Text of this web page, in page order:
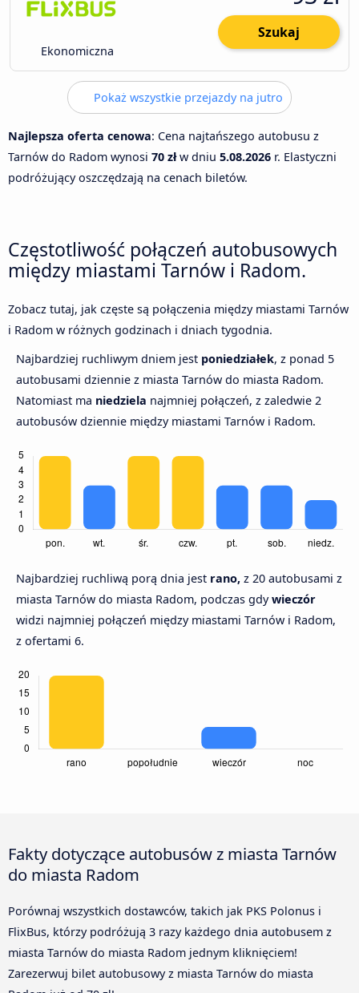
Ekonomiczna
Szukaj
Pokaż wszystkie przejazdy na jutro
Najlepsza oferta cenowa: Cena najtańszego autobusu z
Tarnów do Radom wynosi 70 złw dniu 5.08.2026 r. Elastyczni
podróżujący oszczędzają na cenach biletów.
Częstotliwość połączeń autobusowych
między miastami Tarnów i Radom.
Zobacz tutaj, jak częste są połączenia między miastami Tarnów
i Radom w różnych godzinach i dniach tygodnia.
Najbardziej ruchliwym dniem jest poniedziałek, z ponad 5
autobusami dziennie z miasta Tarnów do miasta Radom.
Natomiast ma niedziela najmniej połączeń, z zaledwie 2
autobusów dziennie między miastami Tarnów i Radom.
Najbardziej ruchliwą porą dnia jest rano, z 20 autobusami z
miasta Tarnów do miasta Radom, podczas gdywieczór
widzi najmniej połączeń między miastami Tarnów i Radom,
z ofertami 6.
Fakty dotyczące autobusów z miasta Tarnów
do miasta Radom
Porównaj wszystkich dostawców, takich jak PKS Polonus i
FlixBus, którzy podróżują 3 razy każdego dnia autobusem z
miasta Tarnów do miasta Radom jednym kliknięciem!
Zarezerwuj bilet autobusowy z miasta Tarnów do miasta